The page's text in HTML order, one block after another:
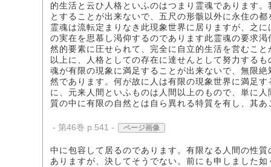
的生活と云ひ人格といふのはつまり霊魂であります
とすることが出来ないで、五尺の形骸以外に永住の
霊魂は流転定まりなき此現象世界に居りますが、之
の実在を思慕し渇仰するのであります此霊魂の要求
然的要素に圧せられて、完全に自立的生活を営むこ
以上に、人格としての存在に達せんとして努力する
魂が有限の現象に満足することが出来ないで、無限
然であります。何が故に人は有限の現象世界に満足
に、元来人間といふものは人間以上のもので、単に
質の中に有限の自然とは自ら異れる特質を有し、其
- 第46巻 p.541 - ページ画像
中に包容して居るのであります。有限なる人間の性
ありますが、決してそうでない。前にも申しました